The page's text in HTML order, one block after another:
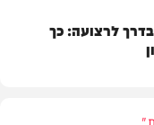
בדרך לרצועה: כך